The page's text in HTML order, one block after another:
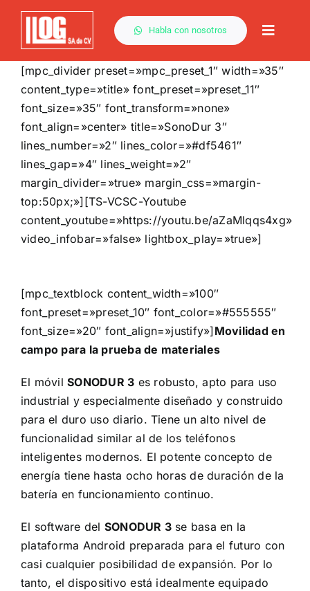
Saltar
contenido
Habla con nosotros
Toggle
[mpc_divider preset=»mpc_preset_1″ width=»35″
content_type=»title» font_preset=»preset_11″
font_size=»35″ font_transform=»none»
font_align=»center» title=»SonoDur 3″
lines_number=»2″ lines_color=»#df5461″
lines_gap=»4″ lines_weight=»2″
margin_divider=»true» margin_css=»margin-
top:50px;»][TS-VCSC-Youtube
content_youtube=»https://youtu.be/aZaMlqqs4xg»
video_infobar=»false» lightbox_play=»true»]
[mpc_textblock content_width=»100″
font_preset=»preset_10″ font_color=»#555555″
font_size=»20″ font_align=»justify»] Movilidad en
campo para la prueba de materiales
El móvilSONODUR 3 es robusto, apto para uso
industrial y especialmente diseñado y construido
para el duro uso diario. Tiene un alto nivel de
funcionalidad similar al de los teléfonos
inteligentes modernos. El potente concepto de
energía tiene hasta ocho horas de duración de la
batería en funcionamiento continuo.
El software del SONODUR 3 se basa en la
plataforma Android preparada para el futuro con
casi cualquier posibilidad de expansión. Por lo
tanto, el dispositivo está idealmente equipado